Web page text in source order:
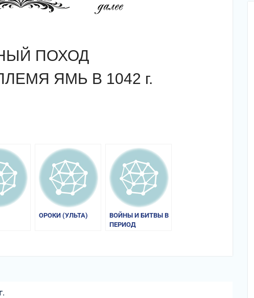
ПОХОД
ЯМЬ В 1042 г.
ОРОКИ (УЛЬТА)
ВОЙНЫ И БИТВЫ В
ПЕРИОД